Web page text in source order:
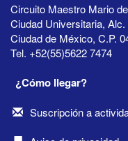
Circuito Maestro Mario
Ciudad Universitaria,
Ciudad de México, C.P.
Tel. +52(55)5622 7474
¿Cómo llegar?
Suscripción a